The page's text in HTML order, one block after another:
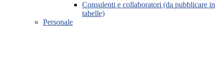
Consulenti e collaboratori (da pubblicare in
tabelle)
Personale